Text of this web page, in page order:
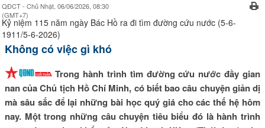
QĐCT - Chủ Nhật, 06/06/2026, 08:30
(GMT+7)
Kỷ niệm 115 năm ngày Bác Hồ ra đi tìm đường cứu nước (5-6-
1911/5-6-2026)
Không có việc gì khó
Trong hành trình tìm đường cứu nước đầy gian
nan của Chủ tịch Hồ Chí Minh, có biết bao câu chuyện giản dị
mà sâu sắc để lại những bài học quý giá cho các thế hệ hôm
nay. Một trong những câu chuyện tiêu biểu đó là hành trình